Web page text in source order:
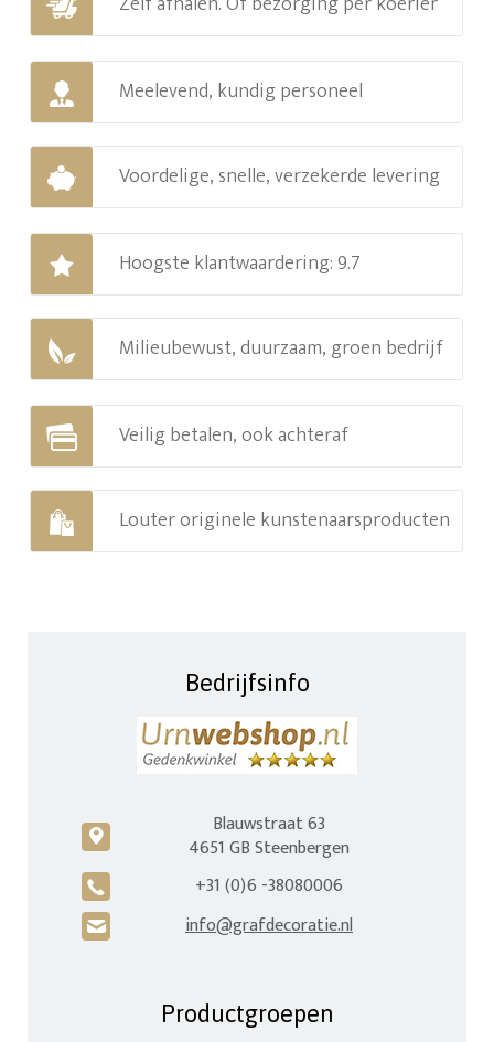
Meelevend, kundig personeel
Voordelige, snelle, verzekerde levering
Hoogste klantwaardering: 9.7
Milieubewust, duurzaam, groen bedrijf
Veilig betalen, ook achteraf
Louter originele kunstenaarsproducten
Bedrijfsinfo
c
Blauwstraat 63
4651 GB Steenbergen
A +31 (0)6 -38080006
H info@grafdecoratie.nl
Productgroepen